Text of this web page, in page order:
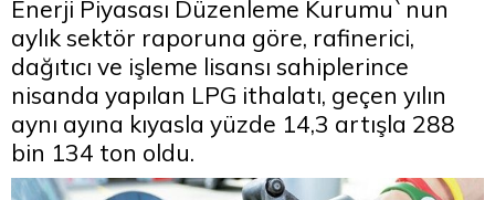
Enerji Piyasası Düzenleme Kurumu`nun
aylık sektör raporuna göre, rafinerici,
dağıtıcı ve işleme lisansı sahiplerince
nisanda yapılan LPG ithalatı, geçen yılın
aynı ayına kıyasla yüzde 14,3 artışla 288
bin 134 ton oldu.